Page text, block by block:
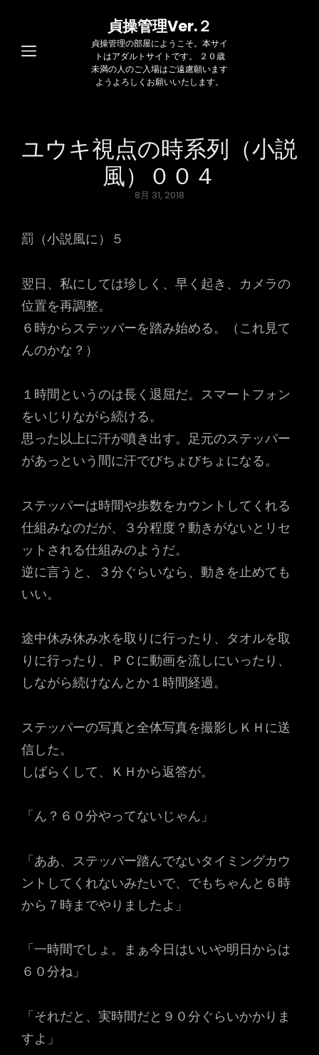
貞操管理Ver.２
貞操管理の部屋にようこそ。本サイ
トはアダルトサイトです。 ２０歳
未満の人のご入場はご遠慮願います
ようよろしくお願いいたします。
ユウキ視点の時系列（小説
風）００４
Posted
8月 31, 2018
罰（小説風に）５
翌日、私にしては珍しく、早く起き、カメラの
位置を再調整。
６時からステッパーを踏み始める。（これ見て
んのかな？）
１時間というのは長く退屈だ。スマートフォン
をいじりながら続ける。
思った以上に汗が噴き出す。足元のステッパー
があっという間に汗でびちょびちょになる。
ステッパーは時間や歩数をカウントしてくれる
仕組みなのだが、３分程度？動きがないとリセ
ットされる仕組みのようだ。
逆に言うと、３分ぐらいなら、動きを止めても
いい。
途中休み休み水を取りに行ったり、タオルを取
りに行ったり、ＰＣに動画を流しにいったり、
しながら続けなんとか１時間経過。
ステッパーの写真と全体写真を撮影しＫＨに送
信した。
しばらくして、ＫＨから返答が。
「ん？６０分やってないじゃん」
「ああ、ステッパー踏んでないタイミングカウ
ントしてくれないみたいで、でもちゃんと６時
から７時までやりましたよ」
「一時間でしょ。まぁ今日はいいや明日からは
６０分ね」
「それだと、実時間だと９０分ぐらいかかりま
すよ」